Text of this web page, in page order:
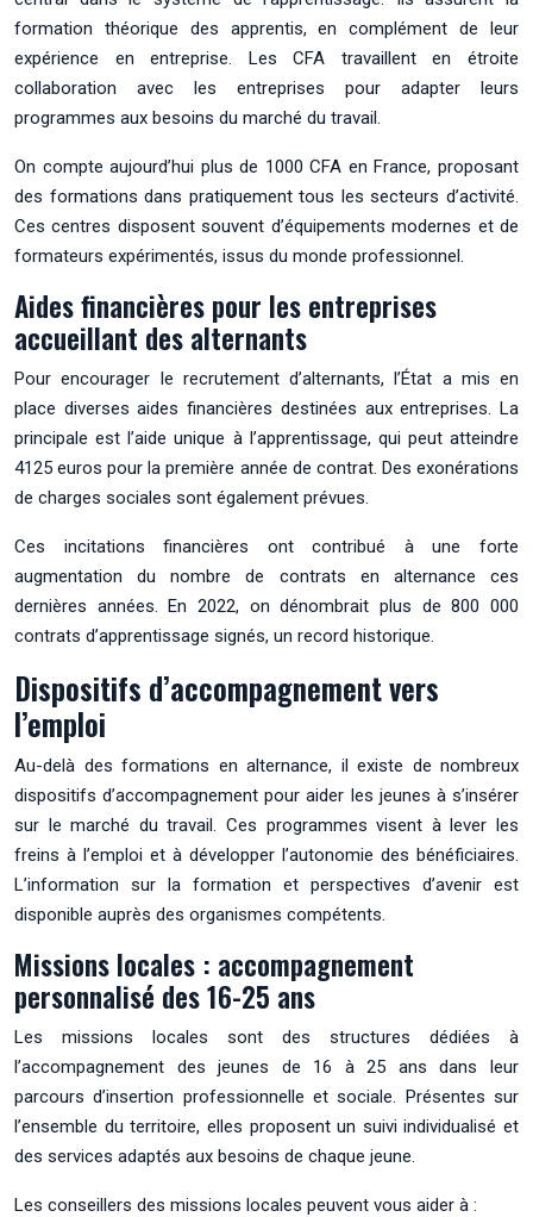
formation théorique des apprentis, en complément de leur
expérience en entreprise. Les CFA travaillent en étroite
collaboration avec les entreprises pour adapter leurs
programmes aux besoins du marché du travail.
On compte aujourd’hui plus de 1000 CFA en France, proposant
des formations dans pratiquement tous les secteurs d’activité.
Ces centres disposent souvent d’équipements modernes et de
formateurs expérimentés, issus du monde professionnel.
Aides financières pour les entreprises
accueillant des alternants
Pour encourager le recrutement d’alternants, l’État a mis en
place diverses aides financières destinées aux entreprises. La
principale est l’aide unique à l’apprentissage, qui peut atteindre
4125 euros pour la première année de contrat. Des exonérations
de charges sociales sont également prévues.
Ces incitations financières ont contribué à une forte
augmentation du nombre de contrats en alternance ces
dernières années. En 2022, on dénombrait plus de 800 000
contrats d’apprentissage signés, un record historique.
Dispositifs d’accompagnement vers
l’emploi
Au-delà des formations en alternance, il existe de nombreux
dispositifs d’accompagnement pour aider les jeunes à s’insérer
sur le marché du travail. Ces programmes visent à lever les
freins à l’emploi et à développer l’autonomie des bénéficiaires.
L’information sur la formation et perspectives d’avenir est
disponible auprès des organismes compétents.
Missions locales : accompagnement
personnalisé des 16-25 ans
Les missions locales sont des structures dédiées à
l’accompagnement des jeunes de 16 à 25 ans dans leur
parcours d’insertion professionnelle et sociale. Présentes sur
l’ensemble du territoire, elles proposent un suivi individualisé et
des services adaptés aux besoins de chaque jeune.
Les conseillers des missions locales peuvent vous aider à :